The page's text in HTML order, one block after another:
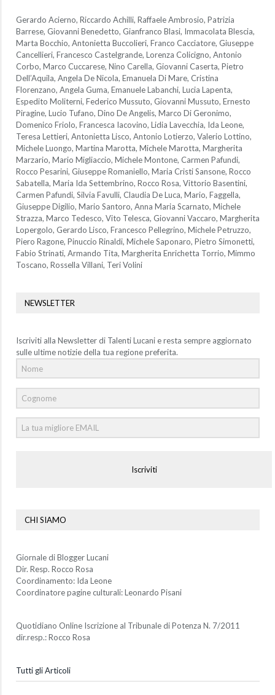
Gerardo Acierno, Riccardo Achilli, Raffaele Ambrosio, Patrizia
Barrese, Giovanni Benedetto, Gianfranco Blasi, Immacolata Blescia,
Marta Bocchio, Antonietta Buccolieri, Franco Cacciatore, Giuseppe
Cancellieri, Francesco Castelgrande, Lorenza Colicigno, Antonio
Corbo, Marco Cuccarese, Nino Carella, Giovanni Caserta, Pietro
Dell’Aquila, Angela De Nicola, Emanuela Di Mare, Cristina
Florenzano, Angela Guma, Emanuele Labanchi, Lucia Lapenta,
Espedito Moliterni, Federico Mussuto, Giovanni Mussuto, Ernesto
Piragine, Lucio Tufano, Dino De Angelis, Marco Di Geronimo,
Domenico Friolo, Francesca Iacovino, Lidia Lavecchia, Ida Leone,
Teresa Lettieri, Antonietta Lisco, Antonio Lotierzo, Valerio Lottino,
Michele Luongo, Martina Marotta, Michele Marotta, Margherita
Marzario, Mario Migliaccio, Michele Montone, Carmen Pafundi,
Rocco Pesarini, Giuseppe Romaniello, Maria Cristi Sansone, Rocco
Sabatella, Maria Ida Settembrino, Rocco Rosa, Vittorio Basentini,
Carmen Pafundi, Silvia Favulli, Claudia De Luca, Mario, Faggella,
Giuseppe Digilio, Mario Santoro, Anna Maria Scarnato, Michele
Strazza, Marco Tedesco, Vito Telesca, Giovanni Vaccaro, Margherita
Lopergolo, Gerardo Lisco, Francesco Pellegrino, Michele Petruzzo,
Piero Ragone, Pinuccio Rinaldi, Michele Saponaro, Pietro Simonetti,
Fabio Strinati, Armando Tita, Margherita Enrichetta Torrio, Mimmo
Toscano, Rossella Villani, Teri Volini
NEWSLETTER
Iscriviti alla Newsletter di Talenti Lucani e resta sempre aggiornato
sulle ultime notizie della tua regione preferita.
Iscriviti
CHI SIAMO
Giornale di Blogger Lucani
Dir. Resp. Rocco Rosa
Coordinamento: Ida Leone
Coordinatore pagine culturali: Leonardo Pisani
Quotidiano Online Iscrizione al Tribunale di Potenza N. 7/2011
dir.resp.: Rocco Rosa
Tutti gli Articoli